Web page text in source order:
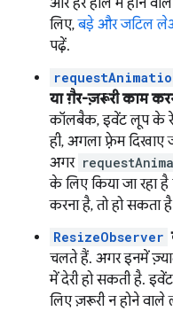
और हर हाल में होने
लिए,बड़े और जटिल
पढ़ें.
या ग़ैर-ज़रूरी काम
कॉलबैक, इवेंट लूप के
ही, अगला फ़्रेम दिखाए
अगर
के लिए किया जा रहा
करना है, तो हो सकता
ResizeObserver
चलते हैं. अगर इनमें
में देरी हो सकती है.
लिए ज़रूरी न होने